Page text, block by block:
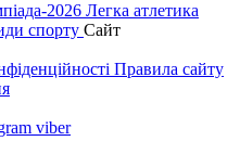
2026 Легка атлетика
спорту Сайт
Правила сайту
viber